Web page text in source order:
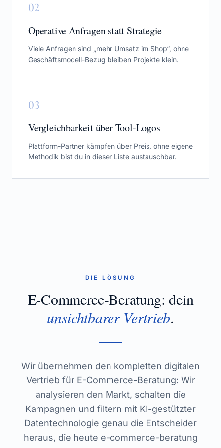
02
Operative Anfragen statt Strategie
Viele Anfragen sind „mehr Umsatz im Shop“, ohne
Geschäftsmodell-Bezug bleiben Projekte klein.
03
Vergleichbarkeit über Tool-Logos
Plattform-Partner kämpfen über Preis, ohne eigene
Methodik bist du in dieser Liste austauschbar.
DIE LÖSUNG
E-Commerce-Beratung: dein
unsichtbarer Vertrieb.
Wir übernehmen den kompletten digitalen
Vertrieb für E-Commerce-Beratung: Wir
analysieren den Markt, schalten die
Kampagnen und filtern mit KI-gestützter
Datentechnologie genau die Entscheider
heraus, die heute e-commerce-beratung